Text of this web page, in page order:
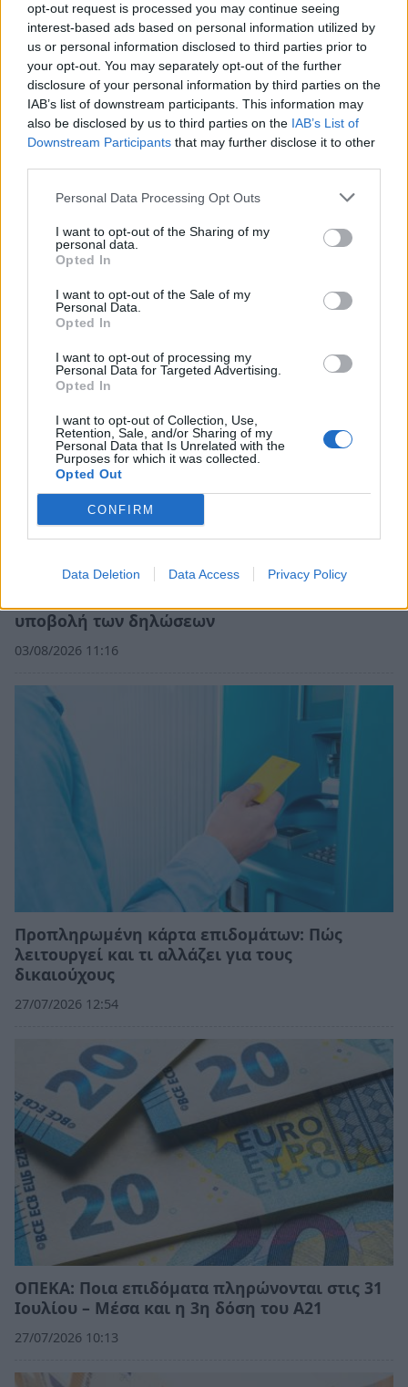
opt-out request is processed you may continue seeing
interest-based ads based on personal information utilized by
us or personal information disclosed to third parties prior to
your opt-out. You may separately opt-out of the further
disclosure of your personal information by third parties on the
IAB’s list of downstream participants. This information may
also be disclosed by us to third parties on the IAB’s List of
Downstream Participants that may further disclose it to other
Personal Data Processing Opt Outs
I want to opt-out of the Sharing of my
personal data.
Opted In
I want to opt-out of the Sale of my
Personal Data.
Opted In
I want to opt-out of processing my
Personal Data for Targeted Advertising.
Opted In
I want to opt-out of Collection, Use,
Retention, Sale, and/or Sharing of my
Personal Data that Is Unrelated with the
Purposes for which it was collected.
Opted Out
CONFIRM
Data Deletion Data Access Privacy Policy
Σχετικά Άρθρα
υποβολή των δηλώσεων
03/08/2026 11:16
Προπληρωμένη κάρτα επιδομάτων: Πώς
λειτουργεί και τι αλλάζει για τους
δικαιούχους
27/07/2026 12:54
ΟΠΕΚΑ: Ποια επιδόματα πληρώνονται στις 31
Ιουλίου – Μέσα και η 3η δόση του Α21
27/07/2026 10:13